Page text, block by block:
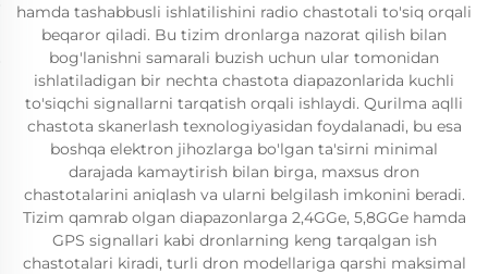
hamda tashabbusli ishlatilishini radio chastotali to'siq orqali
beqaror qiladi. Bu tizim dronlarga nazorat qilish bilan
bog'lanishni samarali buzish uchun ular tomonidan
ishlatiladigan bir nechta chastota diapazonlarida kuchli
to'siqchi signallarni tarqatish orqali ishlaydi. Qurilma aqlli
chastota skanerlash texnologiyasidan foydalanadi, bu esa
boshqa elektron jihozlarga bo'lgan ta'sirni minimal
darajada kamaytirish bilan birga, maxsus dron
chastotalarini aniqlash va ularni belgilash imkonini beradi.
Tizim qamrab olgan diapazonlarga 2,4GGe, 5,8GGe hamda
GPS signallari kabi dronlarning keng tarqalgan ish
chastotalari kiradi, turli dron modellariga qarshi maksimal